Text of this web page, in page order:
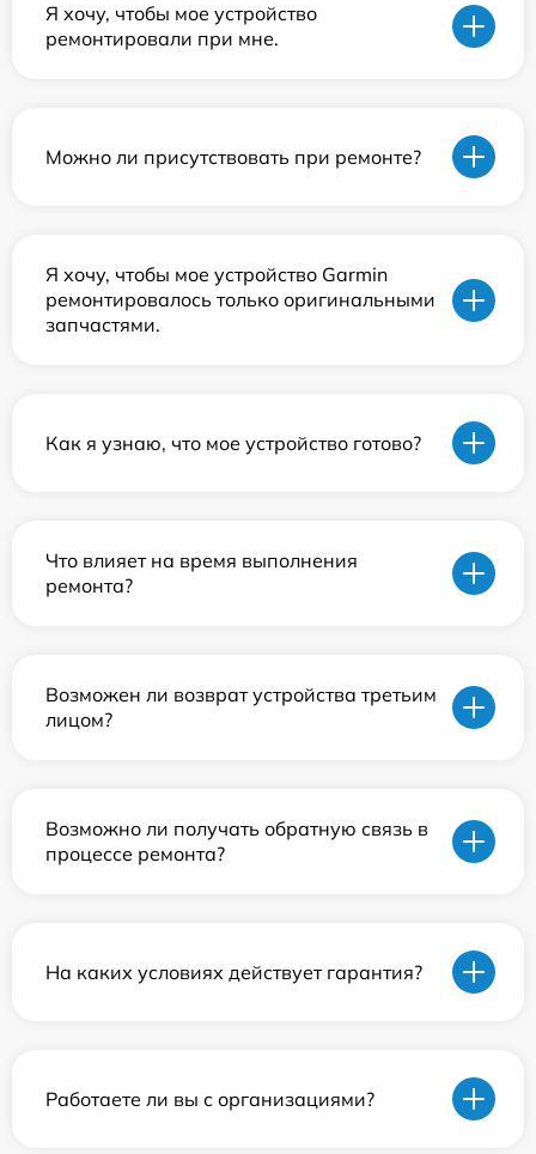
Я хочу, чтобы мое устройство
ремонтировали при мне.
Можно ли присутствовать при ремонте?
Я хочу, чтобы мое устройство Garmin
ремонтировалось только оригинальными
запчастями.
Как я узнаю, что мое устройство готово?
Что влияет на время выполнения
ремонта?
Возможен ли возврат устройства третьим
лицом?
Возможно ли получать обратную связь в
процессе ремонта?
На каких условиях действует гарантия?
Работаете ли вы с организациями?